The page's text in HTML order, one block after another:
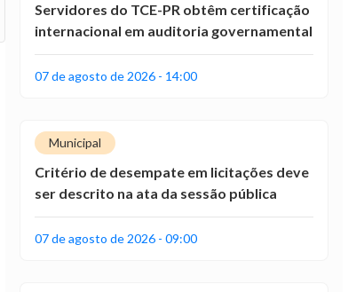
Servidores do TCE-PR obtêm certificação
internacional em auditoria governamental
07 de agosto de 2026 - 14:00
Municipal
Critério de desempate em licitações deve
ser descrito na ata da sessão pública
07 de agosto de 2026 - 09:00